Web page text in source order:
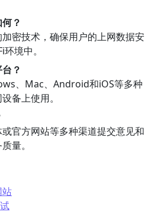
？
密技术，确保用户的上网数据安
境中。
？
、Mac、Android和iOS等多种
备上使用。
官方网站等多种渠道提交意见和
量。
站